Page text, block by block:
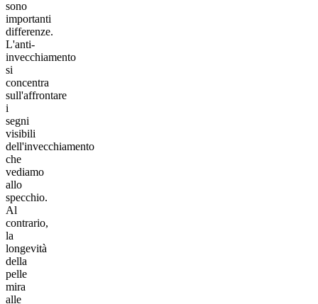
sono
importanti
differenze.
L'anti-
invecchiamento
si
concentra
sull'affrontare
i
segni
visibili
dell'invecchiamento
che
vediamo
allo
specchio.
Al
contrario,
la
longevità
della
pelle
mira
alle